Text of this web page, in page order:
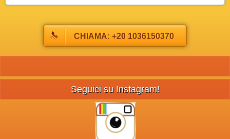
CHIAMA: +20 1036150370
Seguici su Instagram!